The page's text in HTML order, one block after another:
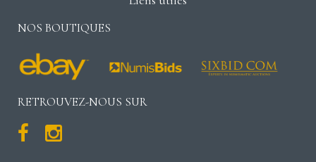
NOS BOUTIQUES
RETROUVEZ-NOUS SUR